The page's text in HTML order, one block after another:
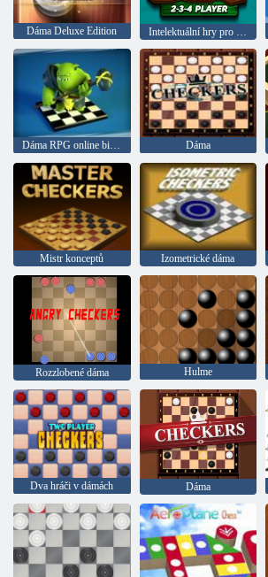
Dáma Deluxe Edition Intelektuální hry pro 2-3-4 hráče
Dáma
Mistr konceptů Izometrické dáma
Rozzlobené dáma Hulme
Dva hráči v dámách Dáma